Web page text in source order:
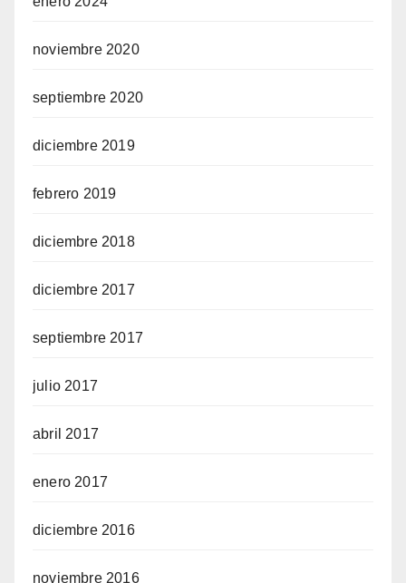
noviembre 2020
septiembre 2020
diciembre 2019
febrero 2019
diciembre 2018
diciembre 2017
septiembre 2017
julio 2017
abril 2017
enero 2017
diciembre 2016
noviembre 2016